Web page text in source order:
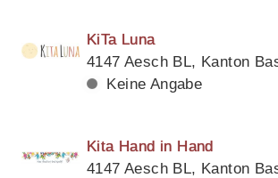
KiTa Luna
4147 Aesch BL, Kanton
Keine Angabe
Kita Hand in Hand
4147 Aesch BL, Kanton